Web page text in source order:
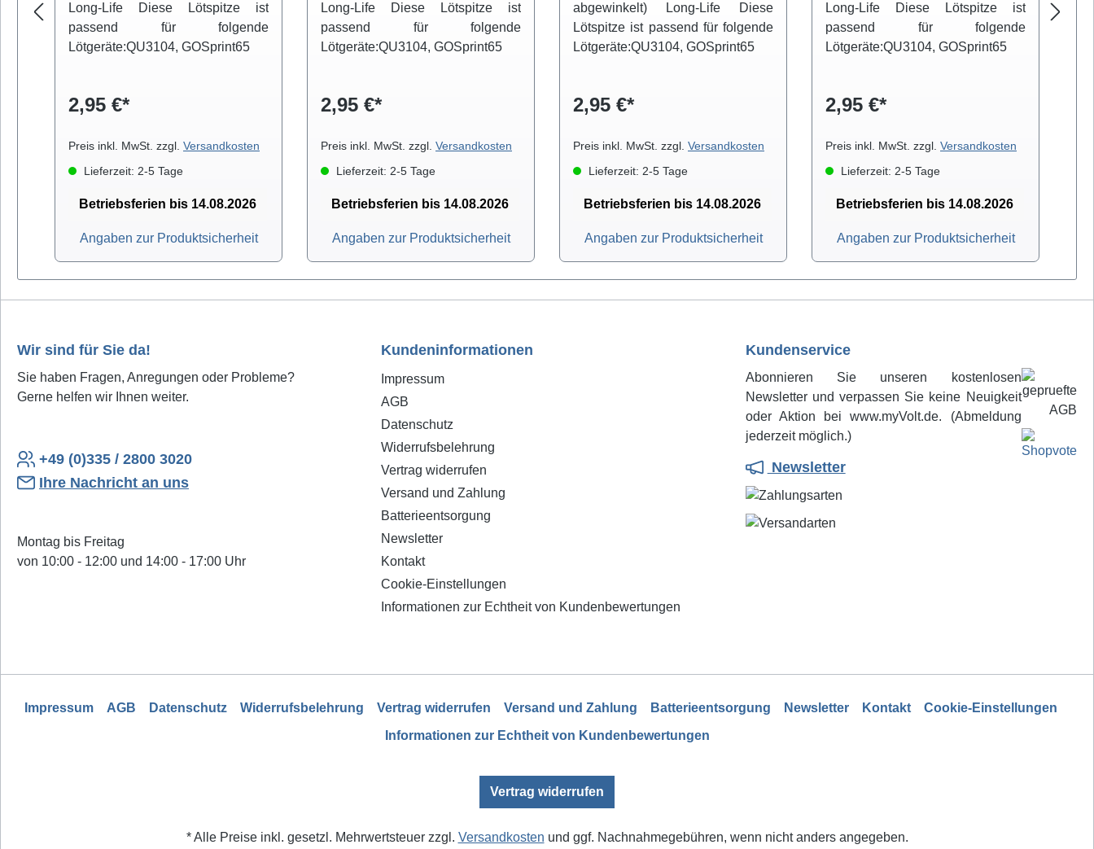
Long-Life Diese Lötspitze ist
passend für folgende
Lötgeräte:QU3104, GOSprint65
2,95 €*
Preis inkl. MwSt. zzgl. Versandkosten
Lieferzeit: 2-5 Tage
Betriebsferien bis 14.08.2026
Angaben zur Produktsicherheit
Long-Life Diese Lötspitze ist
passend für folgende
Lötgeräte:QU3104, GOSprint65
2,95 €*
Preis inkl. MwSt. zzgl. Versandkosten
Lieferzeit: 2-5 Tage
Betriebsferien bis 14.08.2026
Angaben zur Produktsicherheit
abgewinkelt) Long-Life Diese
Lötspitze ist passend für folgende
Lötgeräte:QU3104, GOSprint65
2,95 €*
Preis inkl. MwSt. zzgl. Versandkosten
Lieferzeit: 2-5 Tage
Betriebsferien bis 14.08.2026
Angaben zur Produktsicherheit
Long-Life Diese Lötspitze ist
passend für folgende
Lötgeräte:QU3104, GOSprint65
2,95 €*
Preis inkl. MwSt. zzgl. Versandkosten
Lieferzeit: 2-5 Tage
Betriebsferien bis 14.08.2026
Angaben zur Produktsicherheit
Wir sind für Sie da!
Sie haben Fragen, Anregungen oder Probleme?
Gerne helfen wir Ihnen weiter.
+49 (0)335 / 2800 3020
Ihre Nachricht an uns
Montag bis Freitag
von 10:00 - 12:00 und 14:00 - 17:00 Uhr
Kundeninformationen
Impressum
AGB
Datenschutz
Widerrufsbelehrung
Vertrag widerrufen
Versand und Zahlung
Batterieentsorgung
Newsletter
Kontakt
Cookie-Einstellungen
Informationen zur Echtheit von Kundenbewertungen
Kundenservice
Abonnieren Sie unseren kostenlosen
Newsletter und verpassen Sie keine Neuigkeit
oder Aktion bei www.myVolt.de. (Abmeldung
jederzeit möglich.)
Newsletter
Impressum AGB Datenschutz Widerrufsbelehrung Vertrag widerrufen Versand und Zahlung Batterieentsorgung Newsletter Kontakt
Cookie-Einstellungen
Informationen zur Echtheit von Kundenbewertungen
Vertrag widerrufen
* Alle Preise inkl. gesetzl. Mehrwertsteuer zzgl. Versandkosten und ggf. Nachnahmegebühren, wenn nicht anders angegeben.